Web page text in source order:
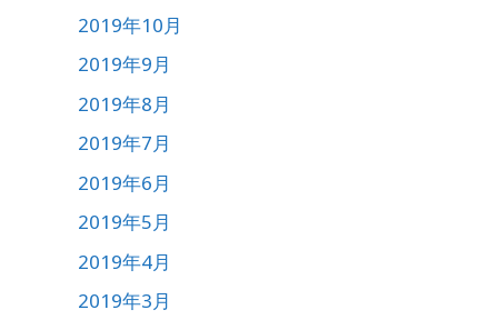
2019年10月
2019年9月
2019年8月
2019年7月
2019年6月
2019年5月
2019年4月
2019年3月